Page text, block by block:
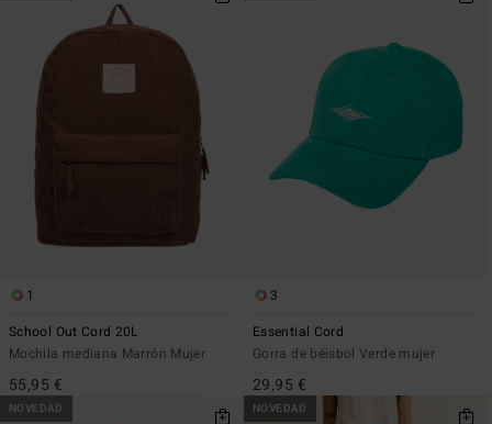
1
School Out Cord 20L
Mochila mediana Marrón Mujer
55,95 €
3
Essential Cord
Gorra de béisbol Verde mujer
29,95 €
NOVEDAD NOVEDAD